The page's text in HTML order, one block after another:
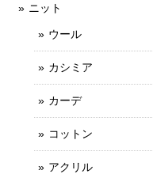
ニット
ウール
カシミア
カーデ
コットン
アクリル